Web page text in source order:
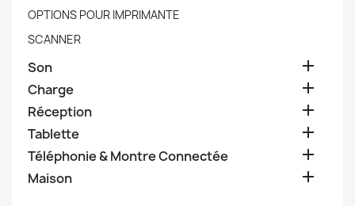
OPTIONS POUR IMPRIMANTE
SCANNER
Son 
Charge 
Réception 
Tablette 
Téléphonie & Montre Connectée 
Maison 